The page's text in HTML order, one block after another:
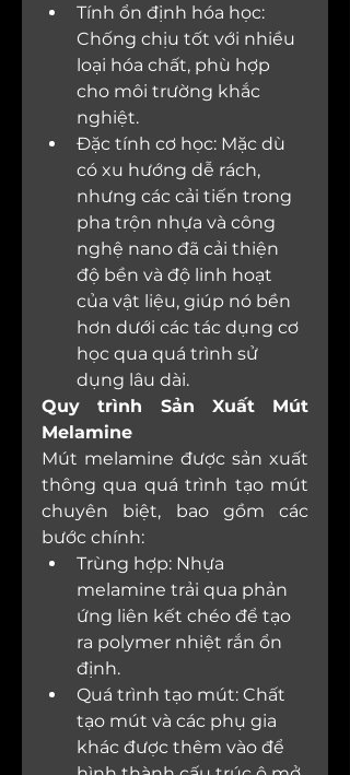
Tính ổn định hóa học:
Chống chịu tốt với nhiều
loại hóa chất, phù hợp
cho môi trường khắc
nghiệt.
Đặc tính cơ học: Mặc dù
có xu hướng dễ rách,
nhưng các cải tiến trong
pha trộn nhựa và công
nghệ nano đã cải thiện
độ bền và độ linh hoạt
của vật liệu, giúp nó bền
hơn dưới các tác dụng cơ
học qua quá trình sử
dụng lâu dài.
Quy trình Sản Xuất Mút
Melamine
Mút melamine được sản xuất
thông qua quá trình tạo mút
chuyên biệt, bao gồm các
bước chính:
Trùng hợp: Nhựa
melamine trải qua phản
ứng liên kết chéo để tạo
ra polymer nhiệt rắn ổn
định.
Quá trình tạo mút: Chất
tạo mút và các phụ gia
khác được thêm vào để